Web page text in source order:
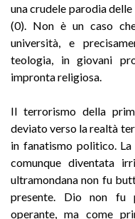
una crudele parodia
(0). Non è un caso
università, e
teologia, in giovani
impronta religiosa.
Il terrorismo della
deviato verso la realtà
in fanatismo politico.
comunque diventata
ultramondana non fu
presente. Dio non fu
operante, ma come